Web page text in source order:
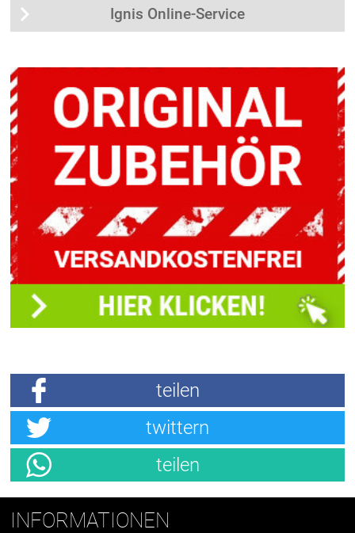
Ignis Online-Service
teilen
twittern
teilen
INFORMATIONEN